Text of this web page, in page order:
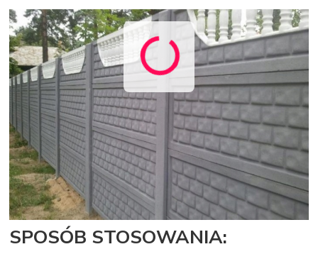
SPOSÓB STOSOWANIA: